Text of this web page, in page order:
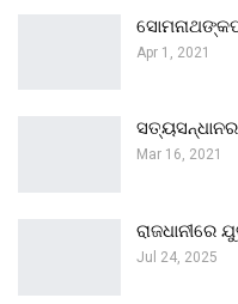
Apr 1, 2021
Mar 16, 2021
ରାଜଧାନୀରେ
Jul 24, 2025